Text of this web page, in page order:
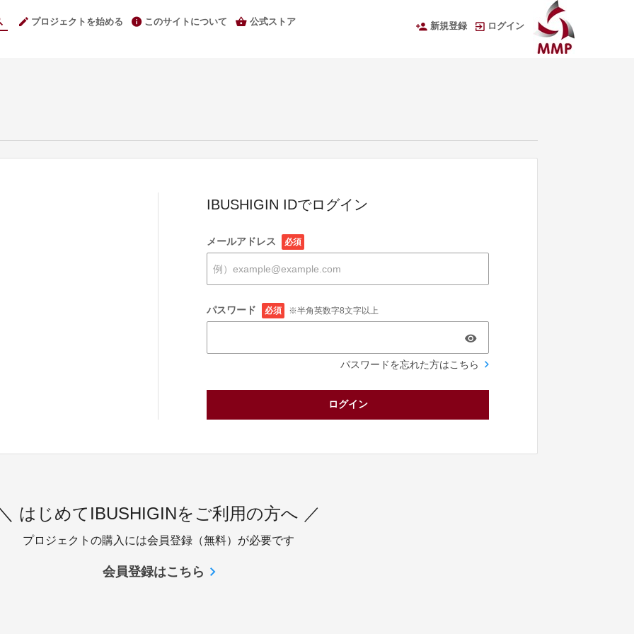
プロジェクトを始める このサイトについて 公式ストア 新規登録 ログイン
IBUSHIGIN IDでログイン
メールアドレス 必須
パスワード 必須 ※半角英数字8文字以上
パスワードを忘れた方はこちら
ログイン
はじめてIBUSHIGINをご利用の方へ ／
プロジェクトの購入には会員登録（無料）が必要です
会員登録はこちら